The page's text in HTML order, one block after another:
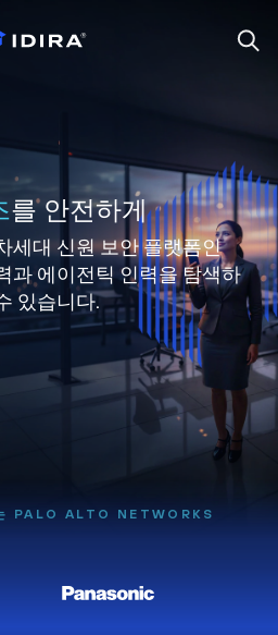
를 안전하게
세대 신원보안 플랫폼인
과 에이전틱 인력을탐색하
있습니다.
PALO ALTO NETWORKS